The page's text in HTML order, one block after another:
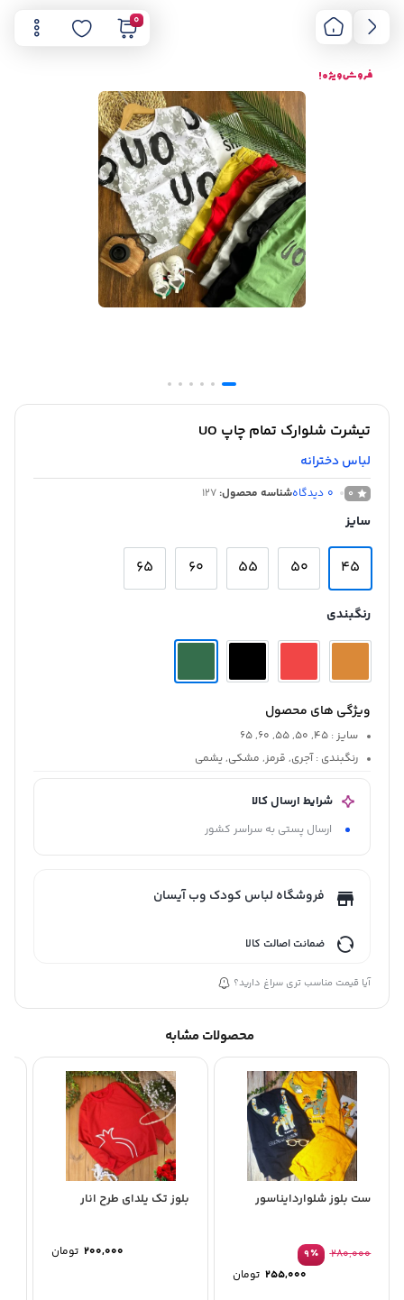
0
فروش ویژه !
تیشرت شلوارک تمام چاپ UO
لباس دخترانه
0
0 دیدگاهشناسه محصول: 127
سایز
45
50
55
60
65
رنگبندی
ویژگی های محصول
سایز : 45, 50, 55, 60, 65
رنگبندی : آجری, قرمز, مشکی, یشمی
شرایط ارسال کالا
ارسال پستی به سراسر کشور
فروشگاه لباس کودک وب آیسان
ضمانت اصالت کالا
آیا قیمت مناسب تری سراغ دارید؟
محصولات مشابه
ست بلوز شلواردایناسور
٪9
280,000
255,000 تومان
بلوز تک یلدای طرح انار
200,000 تومان